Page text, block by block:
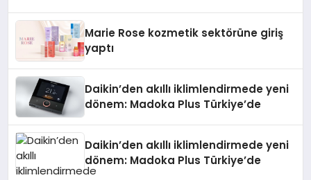
Marie Rose kozmetik sektörüne giriş
yaptı
Daikin’den akıllı iklimlendirmede yeni
dönem: Madoka Plus Türkiye’de
Daikin’den akıllı iklimlendirmede yeni
dönem: Madoka Plus Türkiye’de